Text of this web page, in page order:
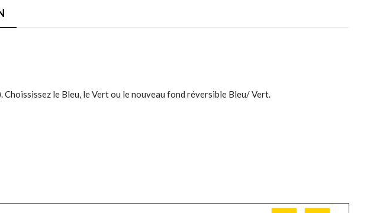
le Bleu, le Vert ou le nouveau fond réversible Bleu/ Vert.